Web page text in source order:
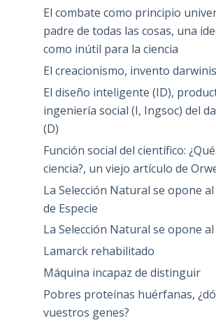
El combate como principio
padre de todas las cosas, una
como inútil para la ciencia
El creacionismo, invento
El diseño inteligente (ID),
ingeniería social (I, Ingsoc) del
(D)
Función social del científico:
ciencia?, un viejo artículo de
La Selección Natural se opone
de Especie
La Selección Natural se opone
Lamarck rehabilitado
Máquina incapaz de distinguir
Pobres proteínas huérfanas,
vuestros genes?